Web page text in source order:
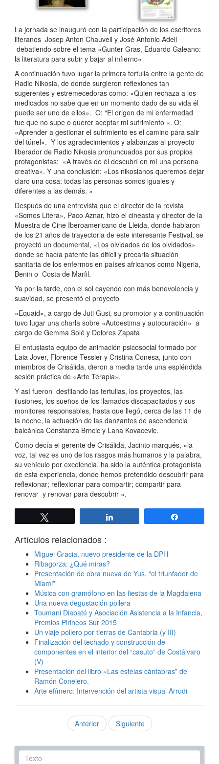
La jornada se inauguró con la participación de los escritores
literanos Josep Anton Chauvell y José Antonio Adell
debatiendo sobre el tema «Gunter Gras, Eduardo Galeano:
la literatura para subir y bajar al infierno»
A continuación tuvo lugar la primera tertulia entre la gente de
Radio Nikosia, de donde surgieron reflexiones tan
sugerentes y estremecedoras como: «Quien rechaza a los
medicados no sabe que en un momento dado de su vida él
puede ser uno de ellos». O: “El origen de mi enfermedad
fue que no supe o querer aceptar mi sufrimiento «. O:
«Aprender a gestionar el sufrimiento es el camino para salir
del túnel». Y los agradecimientos y alabanzas al proyecto
liberador de Radio Nikosia pronuncuados por sus propios
protagonistas: «A través de él descubrí en mí una persona
creativa». Y una conclusión: «Los nikosianos queremos dejar
claro una cosa: todas las personas somos iguales y
diferentes a las demás. »
Después de una entrevista que el director de la revista
«Somos Litera», Paco Aznar, hizo el cineasta y director de la
Muestra de Cine Iberoamericano de Lleida, donde hablaron
de los 21 años de trayectoria de este interesante Festival, se
proyectó un documental, «Los olvidados de los olvidados»
donde se hacía patente las difícil y precaria situación
sanitaria de los enfermos en países africanos como Nigeria,
Benin o Costa de Marfil.
Ya por la tarde, con el sol cayendo con más benevolencia y
suavidad, se presentó el proyecto
«Equaid», a cargo de Juti Gusi, su promotor y a continuación
tuvo lugar una charla sobre «Autoestima y autocuración» a
cargo de Gemma Solé y Dolores Zapata
El entusiasta equipo de animación psicosocial formado por
Laia Jover, Florence Tessier y Cristina Conesa, junto con
miembros de Crisálida, dieron a media tarde una espléndida
sesión práctica de «Arte Terapia».
Y así fueron desfilando las tertulias, los proyectos, las
ilusiones, los sueños de los llamados discapacitados y sus
monitores responsables, hasta que llegó, cerca de las 11 de
la noche, la actuación de las danzantes de ascendencia
balcánica Constanza Brncic y Lana Kovacevic.
Como decía el gerente de Crisálida, Jacinto marqués, «la
voz, tal vez es uno de los rasgos más humanos y la palabra,
su vehículo por excelencia, ha sido la auténtica protagonista
de esta experiencia, donde hemos pretendido descubrir para
reflexionar; reflexionar para compartir; compartir para
renovar y renovar para descubrir «.
Artículos relacionados :
Miguel Gracia, nuevo presidente de la DPH
Ribagorza: ¿Qué miras?
Presentación de obra nueva de Yus, “el triunfador de
Miami”
Música con gramófono en las fiestas de la Magdalena
Una nueva degustación pollera
Toumani Diabaté y Asociación Asistencia a la Infancia,
Premios Pirineos Sur 2015
Un viaje pollero por tierras de Cantabria (y III)
Finalización del techado y construcción de
componentes en el interior del “casuto” de Costálvaro
(V)
Presentación del libro «Las estelas cántabras” de
Ramón Conejero.
Arte efímero: Intervención del artista visual Arrudi
Anterior Siguiente
Texto